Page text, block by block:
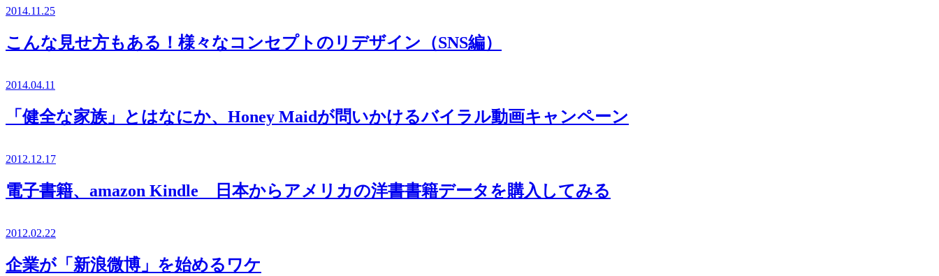
2014.11.25
こんな見せ方もある！様々なコンセプトのリデザイン（SNS編）
2014.04.11
「健全な家族」とはなにか、Honey Maidが問いかけるバイラル動画キャンペーン
2012.12.17
電子書籍、amazon Kindle 日本からアメリカの洋書書籍データを購入してみる
2012.02.22
企業が「新浪微博」を始めるワケ